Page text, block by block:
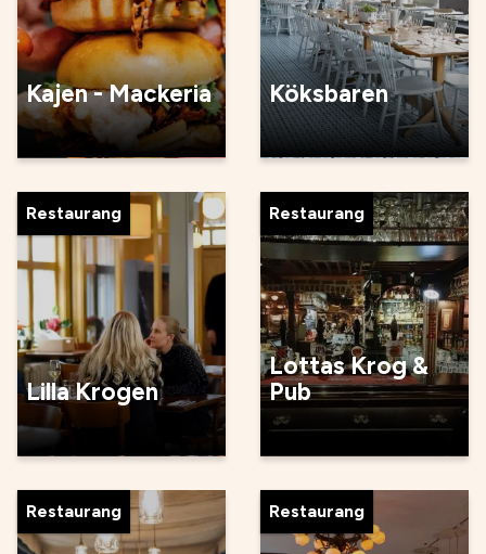
Kajen - Mackeria Köksbaren
Restaurang
Lilla Krogen
Restaurang
Lottas Krog &
Pub
Restaurang Restaurang